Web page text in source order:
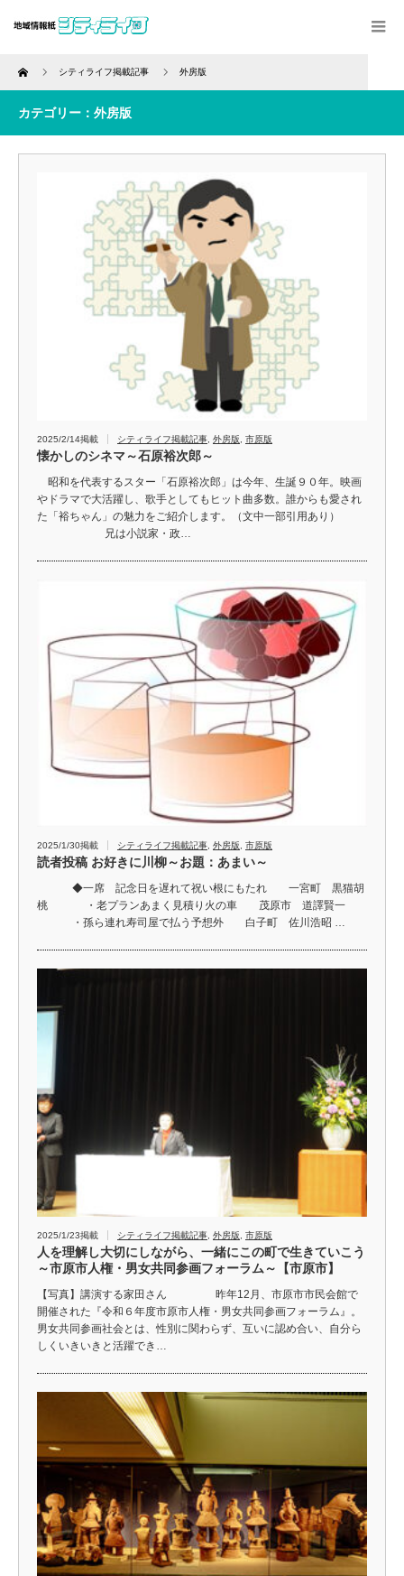
Home シティライフ掲載記事 外房版
カテゴリー：外房版
2025/2/14掲載 シティライフ掲載記事 外房版 市原版
懐かしのシネマ～石原裕次郎～
昭和を代表するスター「石原裕次郎」は今年、生誕９０年。映画
やドラマで大活躍し、歌手としてもヒット曲多数。誰からも愛され
た「裕ちゃん」の魅力をご紹介します。（文中一部引用あり）
兄は小説家・政…
2025/1/30掲載 シティライフ掲載記事 外房版 市原版
読者投稿 お好きに川柳～お題：あまい～
◆一席 記念日を遅れて祝い根にもたれ 一宮町 黒猫胡
桃 ・老プランあまく見積り火の車 茂原市 道譯賢一
・孫ら連れ寿司屋で払う予想外 白子町 佐川浩昭 …
2025/1/23掲載 シティライフ掲載記事 外房版 市原版
人を理解し大切にしながら、一緒にこの町で生きていこう
～市原市人権・男女共同参画フォーラム～【市原市】
【写真】講演する家田さん 昨年12月、市原市市民会館で
開催された『令和６年度市原市人権・男女共同参画フォーラム』。
男女共同参画社会とは、性別に関わらず、互いに認め合い、自分ら
しくいきいきと活躍でき…